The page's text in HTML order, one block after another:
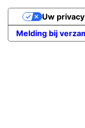
Melding bij
Uw